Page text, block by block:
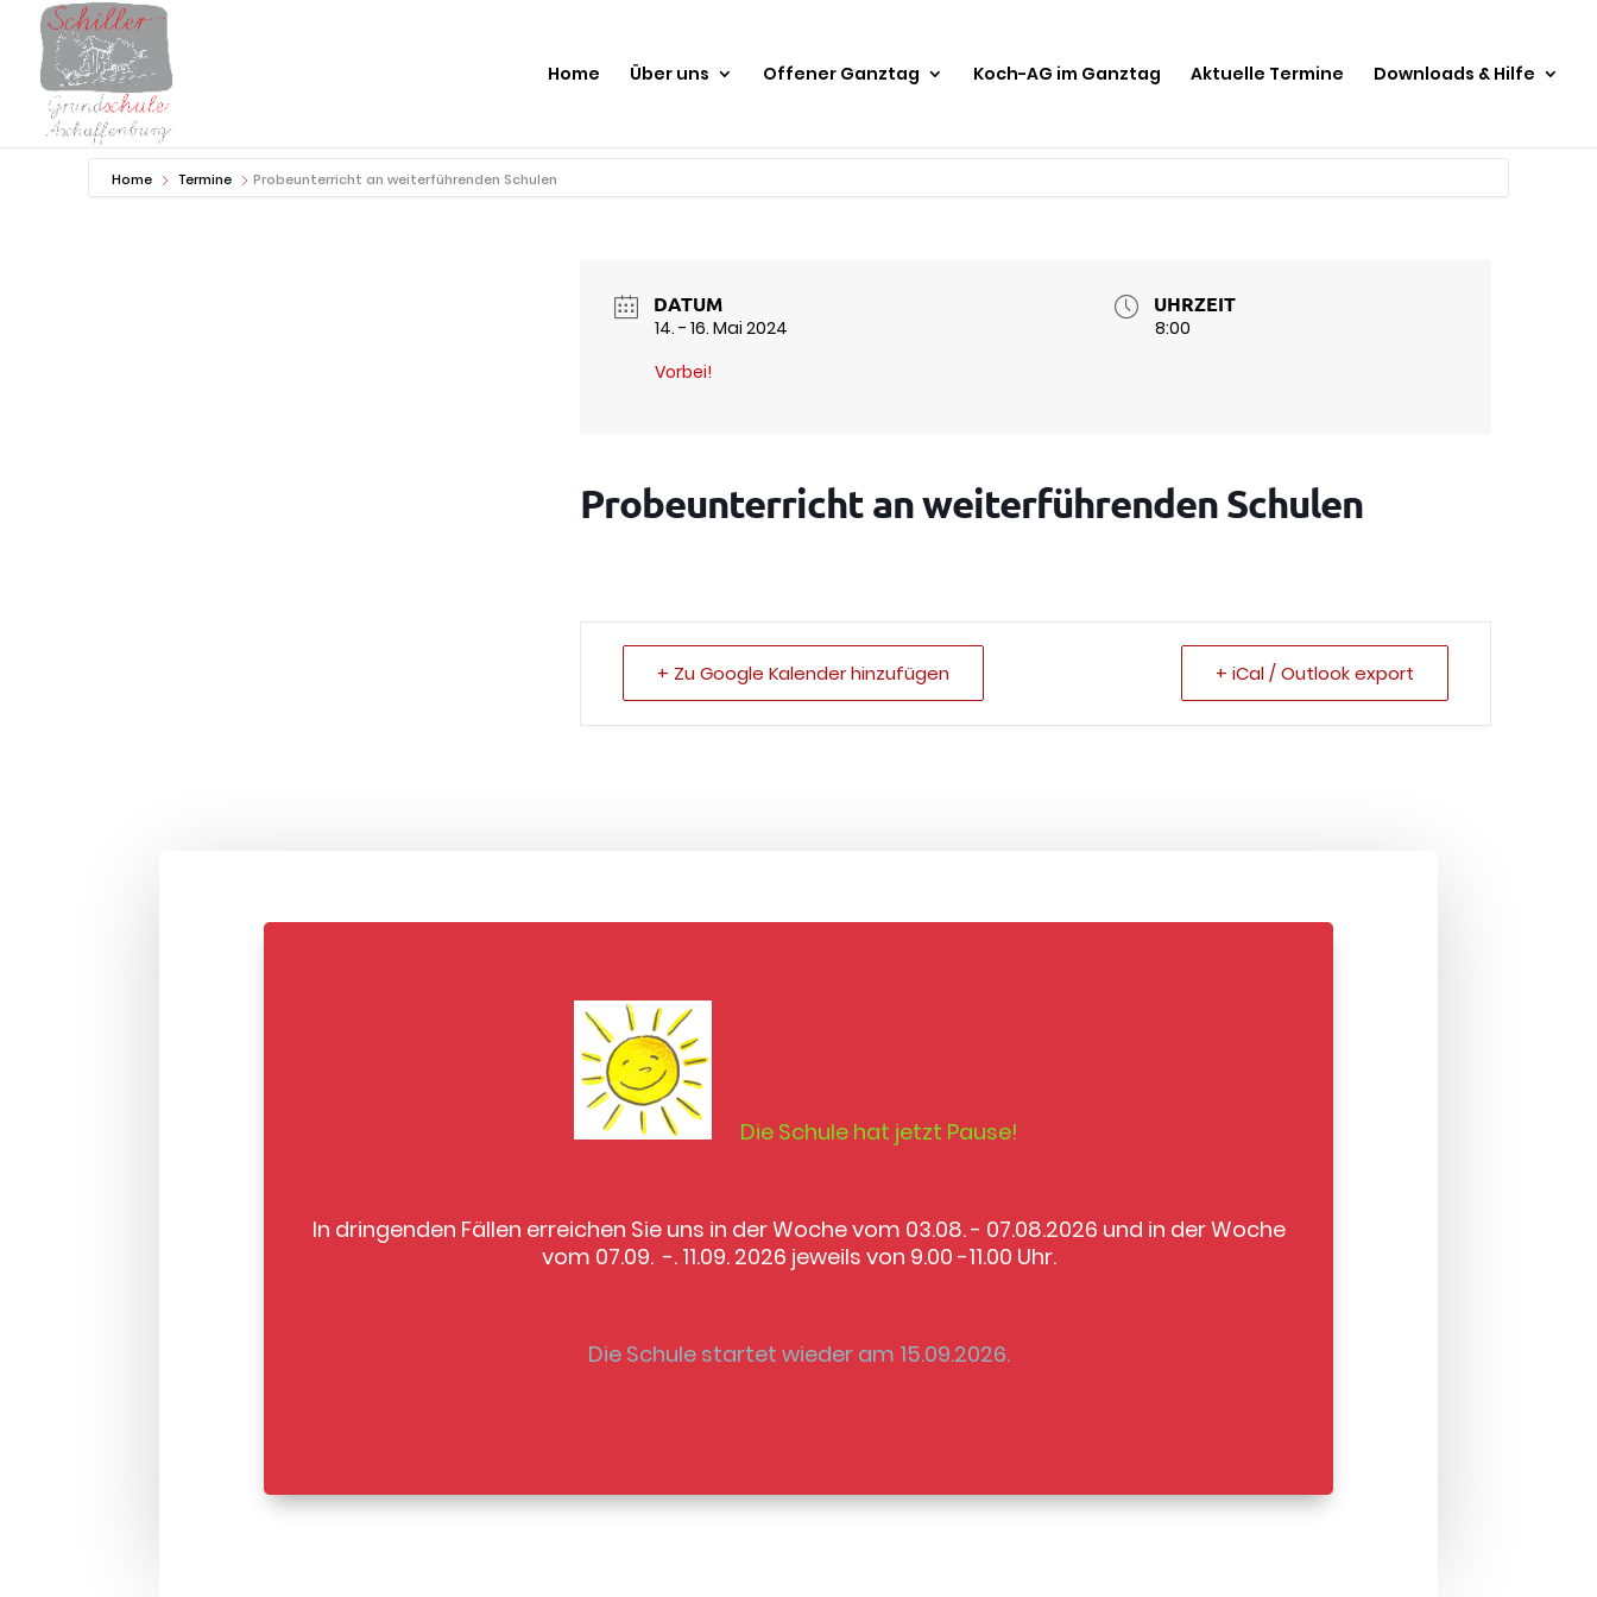
Home Über uns Offener Ganztag Koch-AG im Ganztag Aktuelle Termine Downloads & Hilfe
Home Termine Probeunterricht an weiterführenden Schulen
DATUM
14. - 16. Mai 2024
Vorbei!
UHRZEIT
8:00
Probeunterricht an weiterführenden Schulen
+ Zu Google Kalender hinzufügen + iCal / Outlook export
Die Schule hat jetzt Pause!
In dringenden Fällen erreichen Sie uns in der Woche vom 03.08. - 07.08.2026 und in der Woche
vom 07.09. -. 11.09. 2026 jeweils von 9.00 -11.00 Uhr.
Die Schule startet wieder am 15.09.2026.